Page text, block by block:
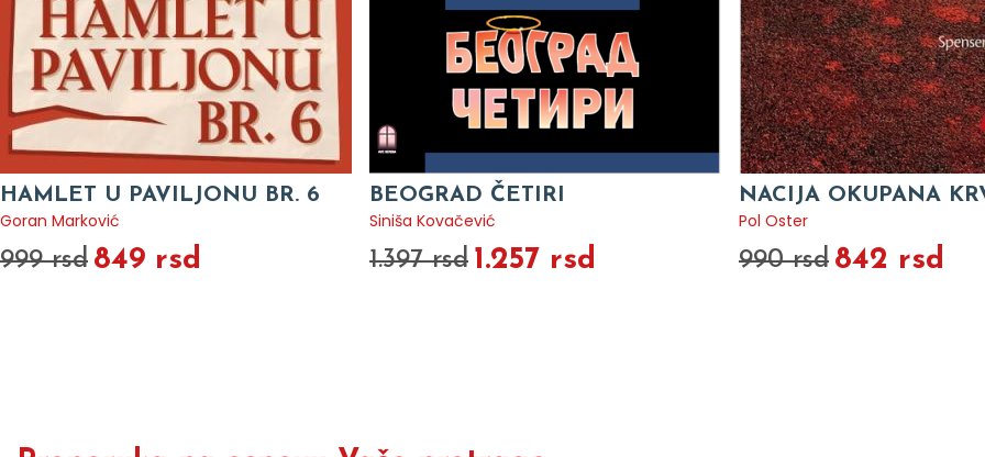
HAMLET U PAVILJONU BR. 6
Goran Marković
999 rsd 849 rsd
BEOGRAD ČETIRI
Siniša Kovačević
1.397 rsd 1.257 rsd
NACIJA OKUPANA
Pol Oster
990 rsd 842 rsd